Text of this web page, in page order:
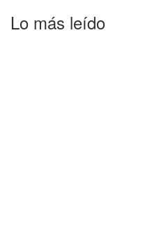
Lo más leído